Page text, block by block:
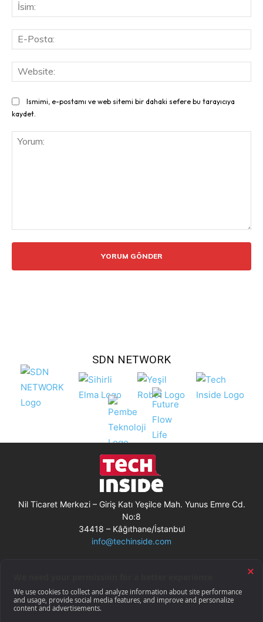
Ismimi, e-postamı ve web sitemi bir dahaki sefere bu tarayıcıya
kaydet.
SDN NETWORK
Nil Ticaret Merkezi – Giriş Katı Yeşilce Mah. Yunus Emre Cd.
No:8
34418 – Kâğıthane/İstanbul
info@techinside.com
Gizlilik Bildirimi
RSS